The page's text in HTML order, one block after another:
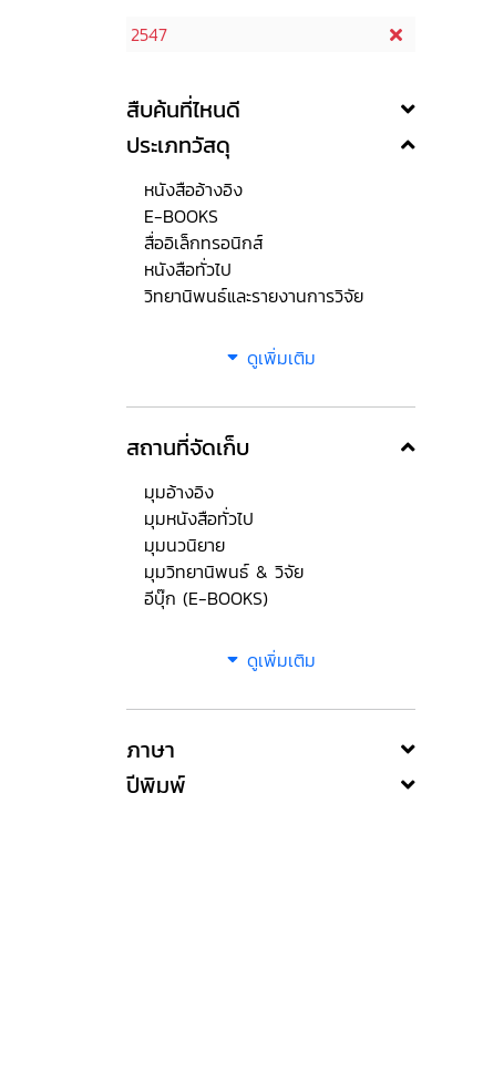
2547
สืบค้นที่ไหนดี
ประเภทวัสดุ
หนังสืออ้างอิง
E-BOOKS
สื่ออิเล็กทรอนิกส์
หนังสือทั่วไป
วิทยานิพนธ์และรายงานการวิจัย
ดูเพิ่มเติม
สถานที่จัดเก็บ
มุมอ้างอิง
มุมหนังสือทั่วไป
มุมนวนิยาย
มุมวิทยานิพนธ์ & วิจัย
อีบุ๊ก (E-BOOKS)
ดูเพิ่มเติม
ภาษา
ปีพิมพ์